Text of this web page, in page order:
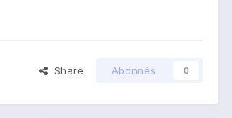
Share Abonnés 0